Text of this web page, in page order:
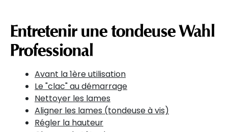
Entretenir une tondeuse Wahl
Professional
Avant la 1ère utilisation
Le "clac" au démarrage
Nettoyer les lames
Aligner les lames (tondeuse à vis)
Régler la hauteur